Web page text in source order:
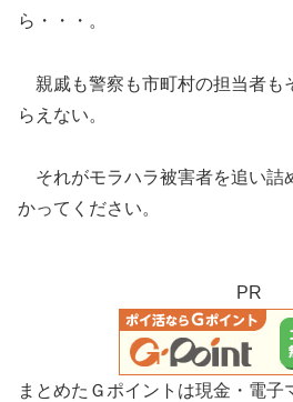
ら・・・。
親戚も警察も市町村の担当者も
らえない。
それがモラハラ被害者を追い詰
かってください。
PR
まとめたＧポイントは現金・電子